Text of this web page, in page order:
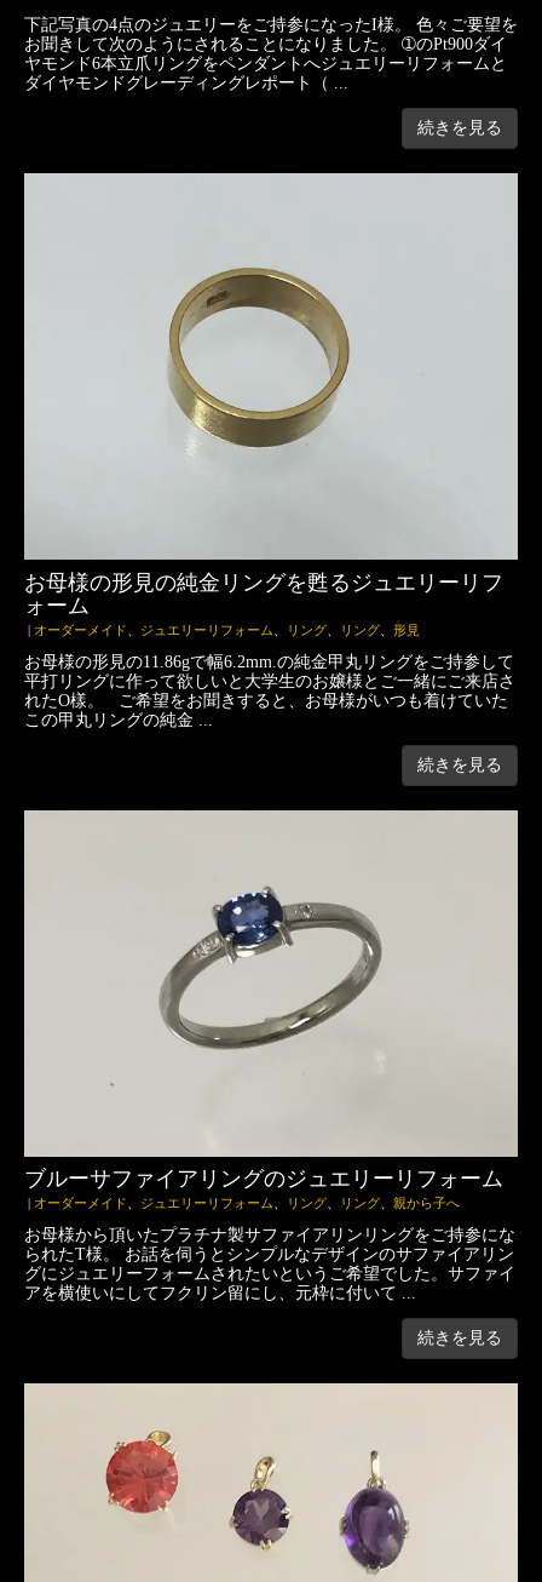
下記写真の4点のジュエリーをご持参になったI様。 色々ご要望を
お聞きして次のようにされることになりました。 ➀のPt900ダイ
ヤモンド6本立爪リングをペンダントへジュエリーリフォームと
ダイヤモンドグレーディングレポート（ ...
続きを見る
お母様の形見の純金リングを甦るジュエリーリフ
ォーム
| オーダーメイド ジュエリーリフォーム リング リング 形見
お母様の形見の11.86gで幅6.2mm.の純金甲丸リングをご持参して
平打リングに作って欲しいと大学生のお嬢様とご一緒にご来店さ
れたO樣。 ご希望をお聞きすると、お母様がいつも着けていた
この甲丸リングの純金 ...
続きを見る
ブルーサファイアリングのジュエリーリフォーム
オーダーメイド、 ジュエリーリフォーム、 リング、 リング、 親から子へ
お母様から頂いたプラチナ製サファイアリンリングをご持参にな
られたT様。 お話を伺うとシンプルなデザインのサファイアリン
グにジュエリーフォームされたいというご希望でした。サファイ
アを横使いにしてフクリン留にし、元枠に付いて ...
続きを見る